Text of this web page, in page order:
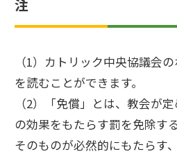
注
（1）カトリック中央協議会
を読むことができます。
（2）「免償」とは、教会が
の効果をもたらす罰を免除す
そのものが必然的にもたらす